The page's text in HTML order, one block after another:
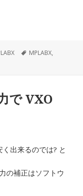
タ
MPLABX,
ル が変更出来ない? に
で VXO
出来るのでは? と
の補正はソフトウ